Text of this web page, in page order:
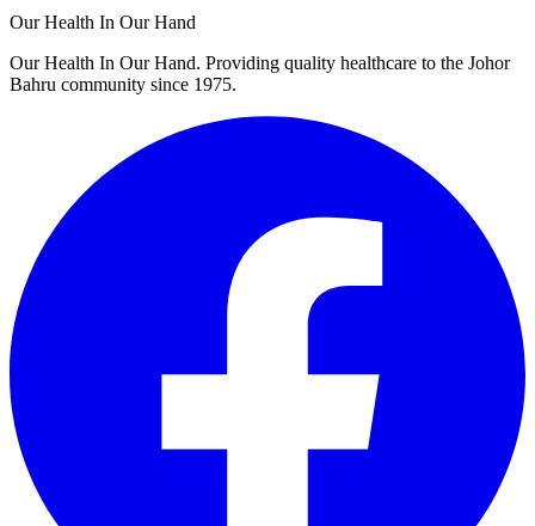
Our Health In Our Hand
Our Health In Our Hand. Providing quality healthcare to the Johor
Bahru community since 1975.